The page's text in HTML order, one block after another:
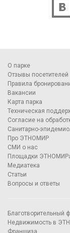
О парке
Отзывы посетителей
Правила
Вакансии
Карта парка
Техническая
Согласие на
Санитарно-
Про ЭТНОМИР
СМИ о нас
Площадки
Медиатека
Статьи
Вопросы и ответы
Благотворительный
Недвижимость в